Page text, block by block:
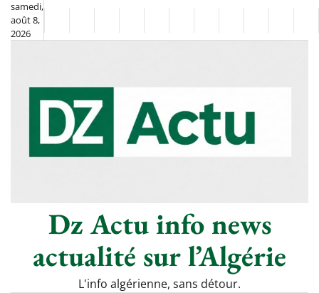
Skip
content
samedi,
août 8,
2026
FlashSportclasséDiasporaChronique
–
Le
Thé
SociétéCultureMondeÉconomie
Tech
Dz Actu info news
actualité sur l’Algérie
L'info algérienne, sans détour.